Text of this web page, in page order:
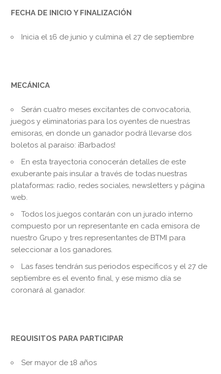
FECHA DE INICIO Y FINALIZACIÓN
Inicia el 16 de junio y culmina el 27 de septiembre
MECÁNICA
Serán cuatro meses excitantes de convocatoria,
juegos y eliminatorias para los oyentes de nuestras
emisoras, en donde un ganador podrá llevarse dos
boletos al paraíso: ¡Barbados!
En esta trayectoria conocerán detalles de este
exuberante país insular a través de todas nuestras
plataformas: radio, redes sociales, newsletters y página
web.
Todos los juegos contarán con un jurado interno
compuesto por un representante en cada emisora de
nuestro Grupo y tres representantes de BTMI para
seleccionar a los ganadores.
Las fases tendrán sus periodos específicos y el 27 de
septiembre es el evento final, y ese mismo día se
coronará al ganador.
REQUISITOS PARA PARTICIPAR
Ser mayor de 18 años